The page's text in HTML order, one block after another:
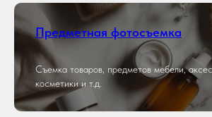
Предметная фотосъемка
Съемка товаров, предметов мебели,
косметики и т.д.